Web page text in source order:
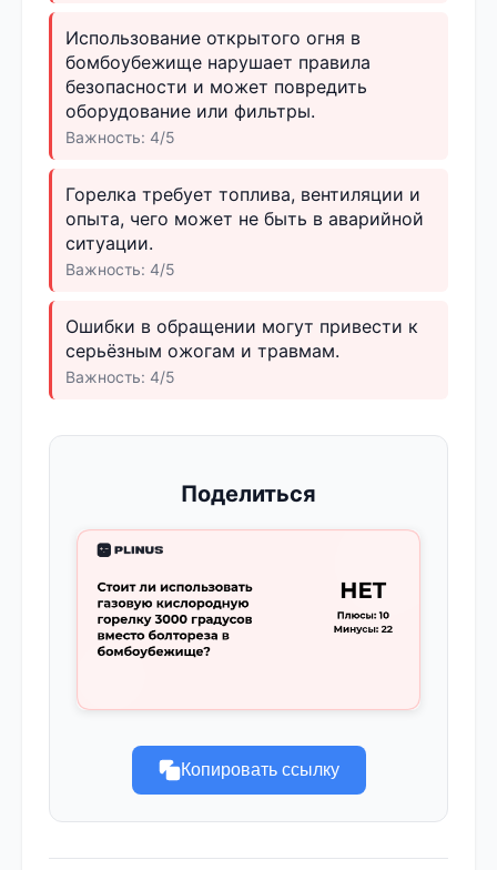
Использование открытого огня в
бомбоубежище нарушает правила
безопасности и может повредить
оборудование или фильтры.
Важность: 4/5
Горелка требует топлива, вентиляции и
опыта, чего может не быть в аварийной
ситуации.
Важность: 4/5
Ошибки в обращении могут привести к
серьёзным ожогам и травмам.
Важность: 4/5
Поделиться
Копировать ссылку